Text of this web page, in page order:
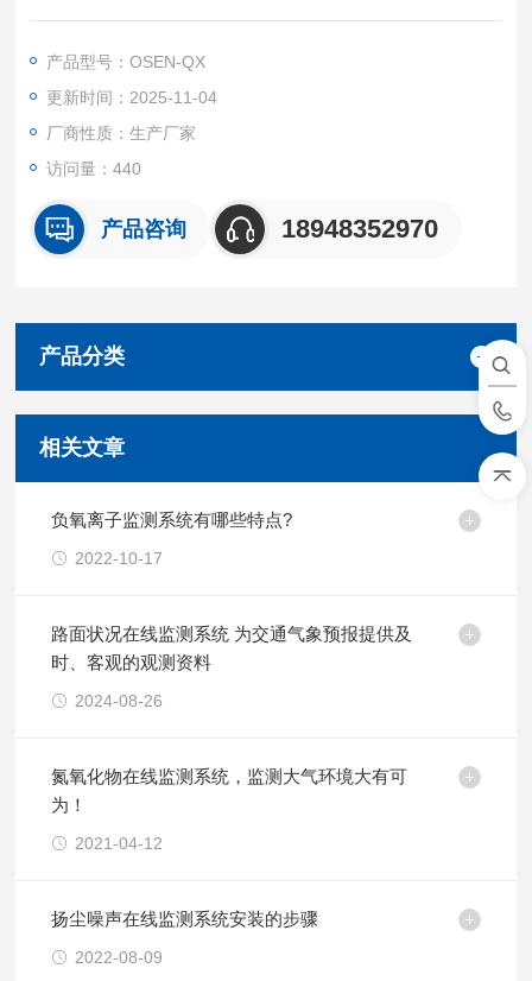
度、气压集成，可准确、快速检测出风速、风向、大气温度、大
信号，高强度结构设计可在恶劣气候环境中准确检测，可广泛用
于气象、海洋、环境、机场、港口、实验室、工农业及交通等领
域。
产品型号：OSEN-QX
更新时间：2025-11-04
厂商性质：生产厂家
访问量：440
产品咨询 18948352970
产品分类
相关文章
负氧离子监测系统有哪些特点?
2022-10-17
路面状况在线监测系统 为交通气象预报提供及
时、客观的观测资料
2024-08-26
氮氧化物在线监测系统，监测大气环境大有可
为！
2021-04-12
扬尘噪声在线监测系统安装的步骤
2022-08-09